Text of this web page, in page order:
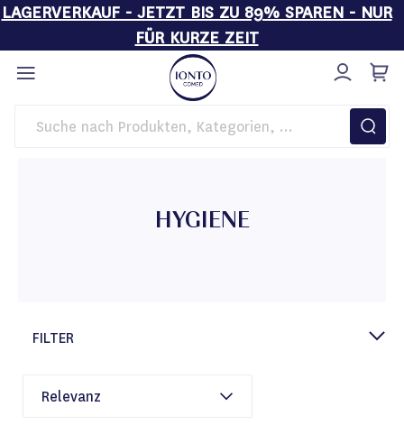
LAGERVERKAUF - JETZT BIS ZU 89% SPAREN - NUR
FÜR KURZE ZEIT
Direkt
zum
Inhalt
Startseite Hygiene
HYGIENE
FILTER